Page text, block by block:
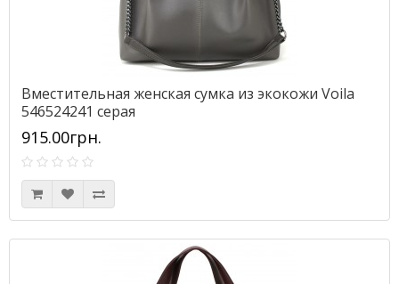
Вместительная женская сумка из экокожи Voila
546524241 серая
915.00грн.